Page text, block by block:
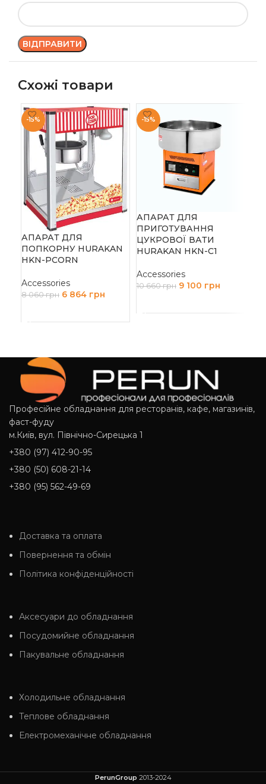
Схожі товари
-15%
АПАРАТ ДЛЯ
ПОПКОРНУ HURAKAN
HKN-PCORN
Accessories
8 060грн 6 864 грн
-15%
АПАРАТ ДЛЯ
ПРИГОТУВАННЯ
ЦУКРОВОЇ ВАТИ
HURAKAN HKN-C1
Accessories
10 660грн 9 100 грн
Професійне обладнання для ресторанів, кафе, магазинів,
фаст-фуду
м.Київ, вул. Північно-Сирецька 1
+380 (97) 412-90-95
+380 (50) 608-21-14
+380 (95) 562-49-69
Доставка та оплата
Повернення та обмін
Політика конфіденційності
Аксесуари до обладнання
Посудомийне обладнання
Пакувальне обладнання
Холодильне обладнання
Теплове обладнання
Електромеханічне обладнання
PerunGroup 2013-2024